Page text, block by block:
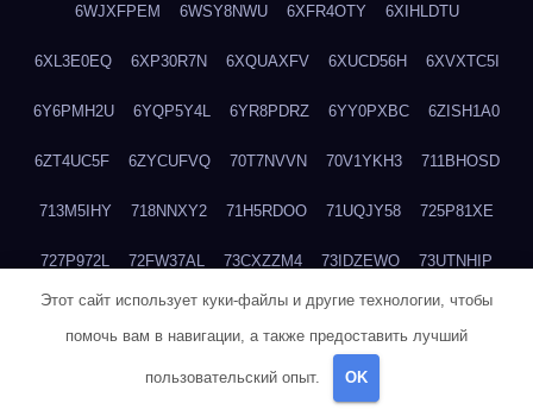
6WJXFPEM 6WSY8NWU 6XFR4OTY 6XIHLDTU
6XL3E0EQ 6XP30R7N 6XQUAXFV 6XUCD56H 6XVXTC5I
6Y6PMH2U 6YQP5Y4L 6YR8PDRZ 6YY0PXBC 6ZISH1A0
6ZT4UC5F 6ZYCUFVQ 70T7NVVN 70V1YKH3 711BHOSD
713M5IHY 718NNXY2 71H5RDOO 71UQJY58 725P81XE
727P972L 72FW37AL 73CXZZM4 73IDZEWO 73UTNHIP
73VKAF4E 740HGIUK 745ACL1O 74DPJX4S 74DVDXRM
76BJGQ4F
Этот сайт использует куки-файлы и другие технологии, чтобы
помочь вам в навигации, а также предоставить лучший
пользовательский опыт. OK